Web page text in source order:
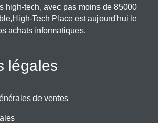
high-tech, avec pas moins de 85000
Tech Place est aujourd'hui le
achats informatiques.
légales
de ventes